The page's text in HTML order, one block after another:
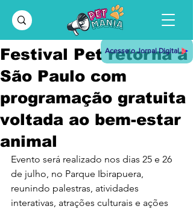
Acesse o Jornal Digital
Festival Pet retorna a
São Paulo com
programação gratuita
voltada ao bem-estar
animal
Evento será realizado nos dias 25 e 26
de julho, no Parque Ibirapuera,
reunindo palestras, atividades
interativas, atrações culturais e ações